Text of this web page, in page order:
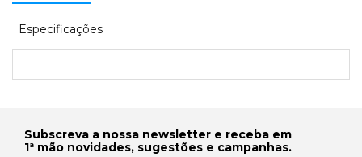
Especificações
Subscreva a nossa newsletter e receba em
1ª mão novidades, sugestões e campanhas.